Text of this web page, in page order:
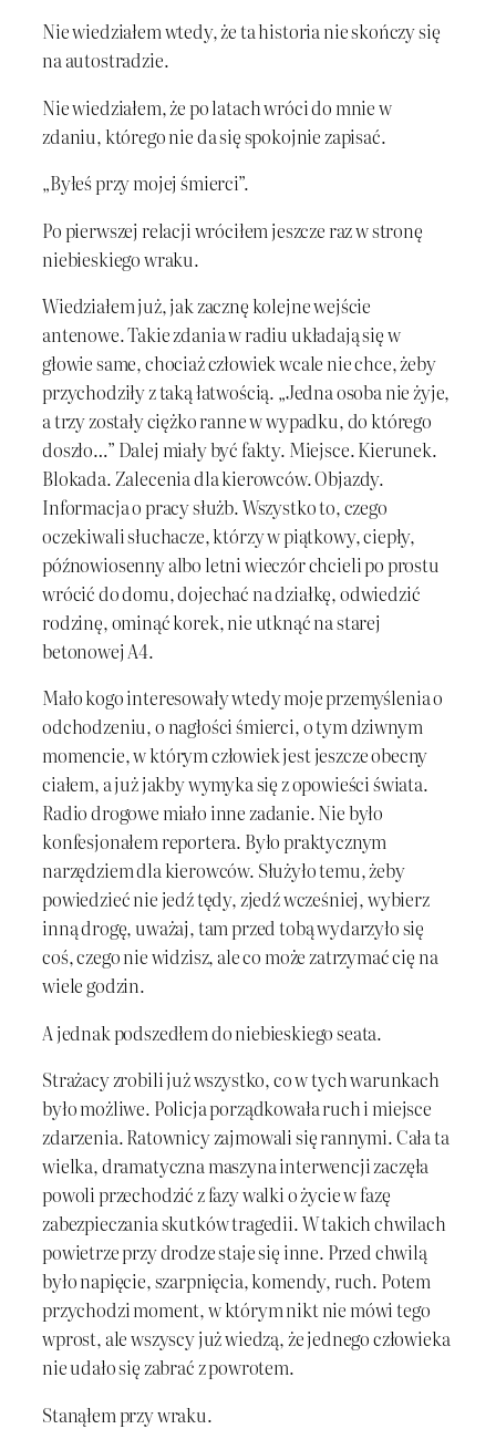
Nie wiedziałem wtedy, że ta historia nie skończy się
na autostradzie.
Nie wiedziałem, że po latach wróci do mnie w
zdaniu, którego nie da się spokojnie zapisać.
„Byłeś przy mojej śmierci”.
Po pierwszej relacji wróciłem jeszcze raz w stronę
niebieskiego wraku.
Wiedziałem już, jak zacznę kolejne wejście
antenowe. Takie zdania w radiu układają się w
głowie same, chociaż człowiek wcale nie chce, żeby
przychodziły z taką łatwością. „Jedna osoba nie żyje,
a trzy zostały ciężko ranne w wypadku, do którego
doszło…” Dalej miały być fakty. Miejsce. Kierunek.
Blokada. Zalecenia dla kierowców. Objazdy.
Informacja o pracy służb. Wszystko to, czego
oczekiwali słuchacze, którzy w piątkowy, ciepły,
późnowiosenny albo letni wieczór chcieli po prostu
wrócić do domu, dojechać na działkę, odwiedzić
rodzinę, ominąć korek, nie utknąć na starej
betonowej A4.
Mało kogo interesowały wtedy moje przemyślenia o
odchodzeniu, o nagłości śmierci, o tym dziwnym
momencie, w którym człowiek jest jeszcze obecny
ciałem, a już jakby wymyka się z opowieści świata.
Radio drogowe miało inne zadanie. Nie było
konfesjonałem reportera. Było praktycznym
narzędziem dla kierowców. Służyło temu, żeby
powiedzieć nie jedź tędy, zjedź wcześniej, wybierz
inną drogę, uważaj, tam przed tobą wydarzyło się
coś, czego nie widzisz, ale co może zatrzymać cię na
wiele godzin.
A jednak podszedłem do niebieskiego seata.
Strażacy zrobili już wszystko, co w tych warunkach
było możliwe. Policja porządkowała ruch i miejsce
zdarzenia. Ratownicy zajmowali się rannymi. Cała ta
wielka, dramatyczna maszyna interwencji zaczęła
powoli przechodzić z fazy walki o życie w fazę
zabezpieczania skutków tragedii. W takich chwilach
powietrze przy drodze staje się inne. Przed chwilą
było napięcie, szarpnięcia, komendy, ruch. Potem
przychodzi moment, w którym nikt nie mówi tego
wprost, ale wszyscy już wiedzą, że jednego człowieka
nie udało się zabrać z powrotem.
Stanąłem przy wraku.